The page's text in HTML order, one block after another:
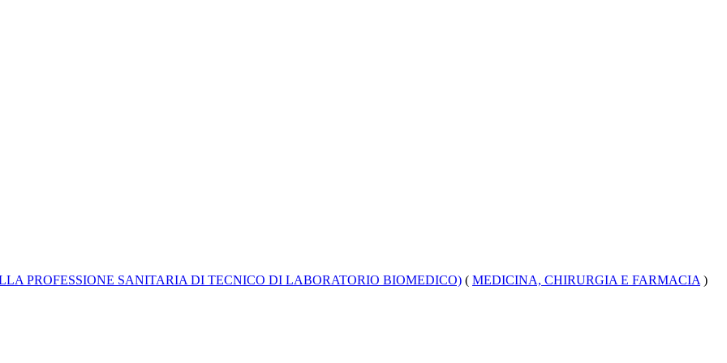
PROFESSIONE SANITARIA DI TECNICO DI LABORATORIO BIOMEDICO) ( MEDICINA, CHIRURGIA E FARMACIA )